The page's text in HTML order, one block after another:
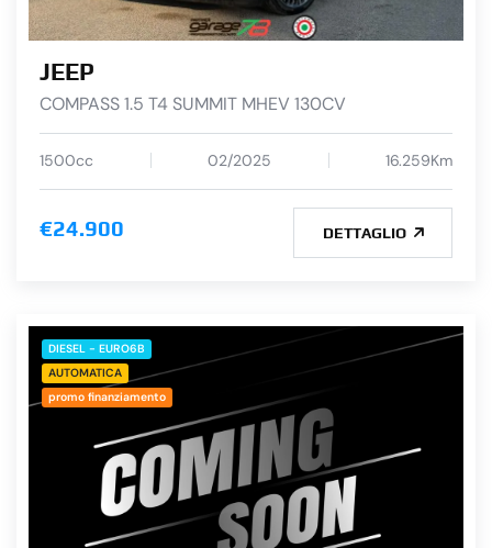
JEEP
COMPASS 1.5 T4 SUMMIT MHEV 130CV
1500cc 02/2025 16.259Km
€24.900 DETTAGLIO
DIESEL - EURO6B
AUTOMATICA
promo finanziamento